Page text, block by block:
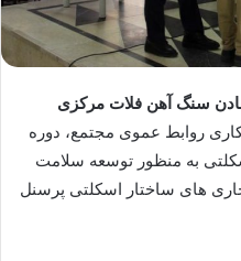
سنگ آهن فلات مرکزی
روابط عموی مجتمع، دوره
به منظور توسعه سلامت
های ساختار اسکلتی پرسنل